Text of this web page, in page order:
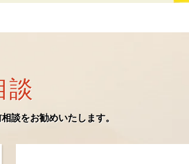
談
談をお勧めいたします。